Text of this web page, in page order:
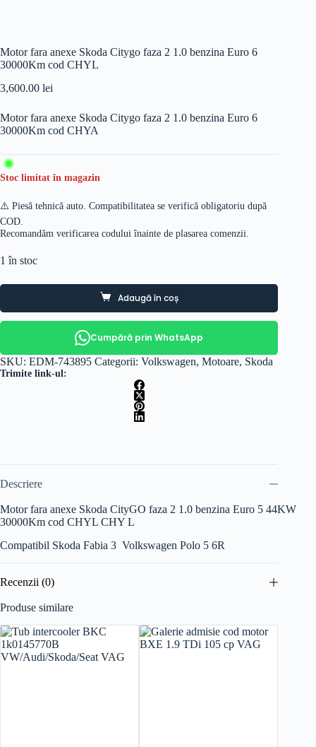
Motor fara anexe Skoda Citygo faza 2 1.0 benzina Euro 6
30000Km cod CHYL
3,600.00 lei
Motor fara anexe Skoda Citygo faza 2 1.0 benzina Euro 6
30000Km cod CHYA
Stoc limitat în magazin
⚠️ Piesă tehnică auto. Compatibilitatea se verifică obligatoriu după
COD.
Recomandăm verificarea codului înainte de plasarea comenzii.
1 în stoc
Adaugă în coș
Cumpără prin WhatsApp
SKU: EDM-743895 Categorii: Volkswagen, Motoare, Skoda
Trimite link-ul:
Descriere
Motor fara anexe Skoda CityGO faza 2 1.0 benzina Euro 5 44KW
30000Km cod CHYL CHY L
Compatibil Skoda Fabia 3 Volkswagen Polo 5 6R
Recenzii (0)
Produse similare